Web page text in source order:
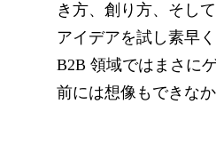
き方、創り方、そし
アイデアを試し素早
B2B 領域ではまさに
前には想像もできな